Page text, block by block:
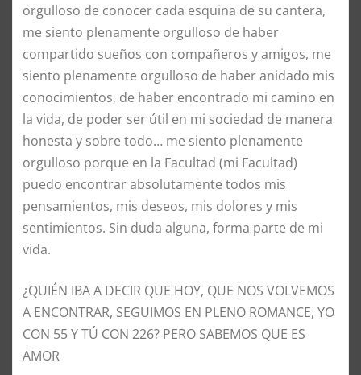
orgulloso de conocer cada esquina de su cantera,
me siento plenamente orgulloso de haber
compartido sueños con compañeros y amigos, me
siento plenamente orgulloso de haber anidado mis
conocimientos, de haber encontrado mi camino en
la vida, de poder ser útil en mi sociedad de manera
honesta y sobre todo… me siento plenamente
orgulloso porque en la Facultad (mi Facultad)
puedo encontrar absolutamente todos mis
pensamientos, mis deseos, mis dolores y mis
sentimientos. Sin duda alguna, forma parte de mi
vida.
¿QUIÉN IBA A DECIR QUE HOY, QUE NOS VOLVEMOS
A ENCONTRAR, SEGUIMOS EN PLENO ROMANCE, YO
CON 55 Y TÚ CON 226? PERO SABEMOS QUE ES
AMOR